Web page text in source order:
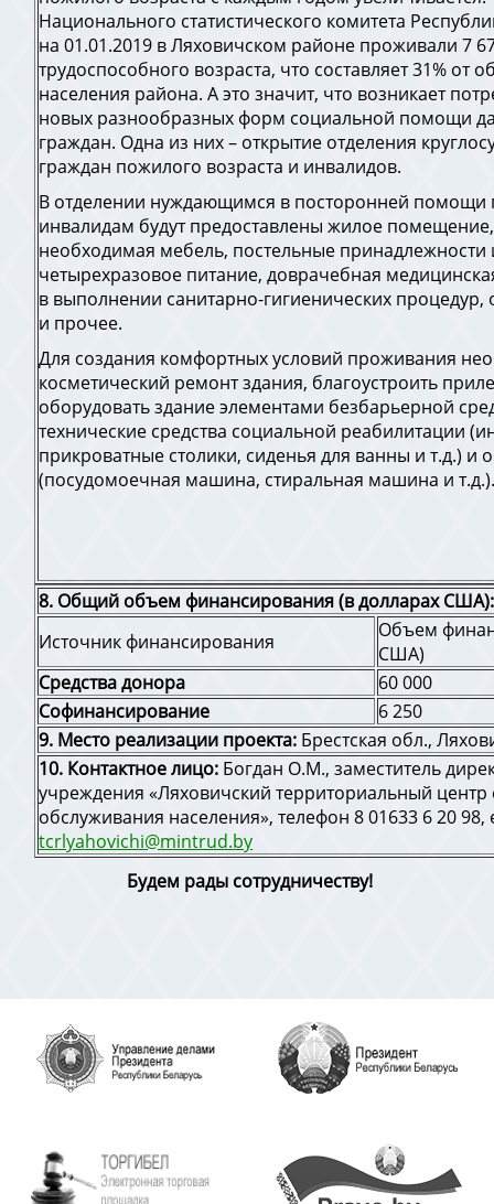
Национального статистического комитета
на 01.01.2019 в Ляховичском районе проживали 7
трудоспособного возраста, что составляет 31% от
населения района. А это значит, что возникает
новых разнообразных форм социальной помощи
граждан. Одна из них – открытие отделения
граждан пожилого возраста и инвалидов.
В отделении нуждающимся в посторонней
инвалидам будут предоставлены жилое
необходимая мебель, постельные
четырехразовое питание, доврачебная
в выполнении санитарно-гигиенических процедур,
и прочее.
Для создания комфортных условий проживания
косметический ремонт здания, благоустроить
оборудовать здание элементами безбарьерной
технические средства социальной реабилитации
прикроватные столики, сиденья для ванны и т.д.) и
(посудомоечная машина, стиральная машина и
8. Общий объем финансирования (в долларах США):
Источник финансирования
Объем
США)
Средства донора
60 000
Софинансирование
6 250
9. Место реализации проекта: Брестская обл.,
10. Контактное лицо: Богдан О.М., заместитель
учреждения «Ляховичский территориальный центр
обслуживания населения», телефон 8 01633 6 20 98,
tcrlyahovichi@mintrud.by
Будем рады сотрудничеству!